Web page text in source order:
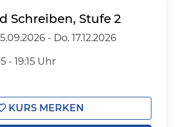
Schreiben, Stufe 2
- Do. 17.12.2026
- 19:15 Uhr
KURS MERKEN